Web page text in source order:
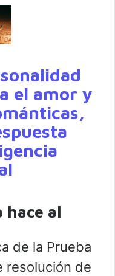
el amor y
hace al
de la Prueba
resolución de